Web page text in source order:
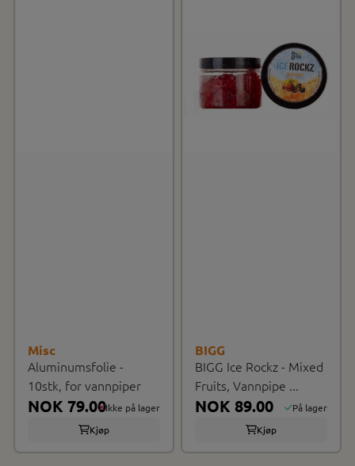
Misc
Aluminumsfolie -
10stk, for vannpiper
NOK 79.00Ikke på lager
Kjøp
BIGG
BIGG Ice Rockz - Mixed
Fruits, Vannpipe ...
NOK 89.00
På lager
Kjøp